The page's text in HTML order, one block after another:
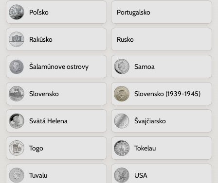
Poľsko Portugalsko
Rakúsko Rusko
Šalamúnove ostrovy Samoa
Slovensko Slovensko (1939-1945)
Svätá Helena Švajčiarsko
Togo Tokelau
Tuvalu USA